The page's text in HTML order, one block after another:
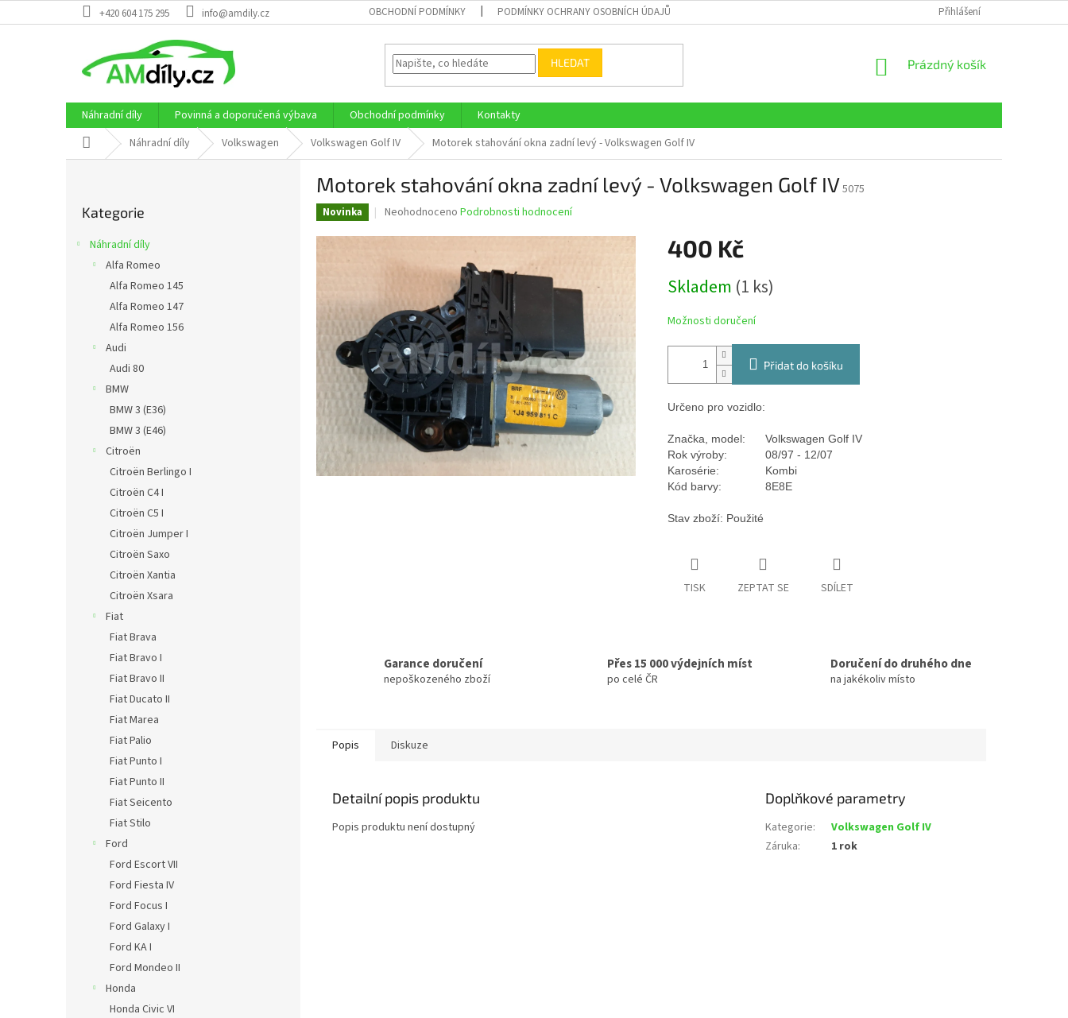
na
+420 604 175 295 info@amdily.cz OBCHODNÍ PODMÍNKY PODMÍNKY OCHRANY OSOBNÍCH ÚDAJŮ Přihlášení
HLEDAT
NÁKUPNÍ
Prázdný košík
Náhradní díly Povinná a doporučená výbava Obchodní podmínky
Kontakty
Domů Náhradní díly Volkswagen Volkswagen Golf IV Motorek stahování okna zadní levý - Volkswagen Golf IV
kategorie
Kategorie
Náhradní díly
Alfa Romeo
Alfa Romeo 145
Alfa Romeo 147
Alfa Romeo 156
Audi
Audi 80
BMW
BMW 3 (E36)
BMW 3 (E46)
Citroën
Citroën Berlingo I
Citroën C4 I
Citroën C5 I
Citroën Jumper I
Citroën Saxo
Citroën Xantia
Citroën Xsara
Fiat
Fiat Brava
Fiat Bravo I
Fiat Bravo II
Fiat Ducato II
Fiat Marea
Fiat Palio
Fiat Punto I
Fiat Punto II
Fiat Seicento
Fiat Stilo
Ford
Ford Escort VII
Ford Fiesta IV
Ford Focus I
Ford Galaxy I
Ford KA I
Ford Mondeo II
Honda
Honda Civic VI
Motorek stahování okna zadní levý - Volkswagen Golf IV5075
Novinka
Průměrné
produktu
hvězdiček.
Neohodnoceno Podrobnosti hodnocení
400 Kč
cena:
Skladem (1 ks)
Možnosti doručení
Přidat do košíku
Určeno pro vozidlo:
Značka, model:
Volkswagen Golf IV
Rok výroby:
08/97 - 12/07
Karosérie:
Kombi
Kód barvy:
8E8E
Stav zboží: Použité
TISK ZEPTAT SE SDÍLET
Garance doručení
nepoškozeného zboží
Přes 15 000 výdejních míst
po celé ČR
Doručení do druhého dne
na jakékoliv místo
Popis Diskuze
Detailní popis produktu
Popis produktu není dostupný
Doplňkové parametry
Kategorie:
Volkswagen Golf IV
Záruka: 1 rok